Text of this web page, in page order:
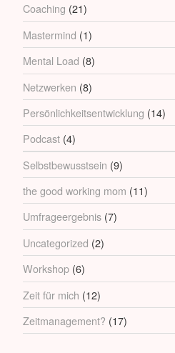
Coaching (21)
Mastermind (1)
Mental Load (8)
Netzwerken (8)
Persönlichkeitsentwicklung (14)
Podcast (4)
Selbstbewusstsein (9)
the good working mom (11)
Umfrageergebnis (7)
Uncategorized (2)
Workshop (6)
Zeit für mich (12)
Zeitmanagement? (17)